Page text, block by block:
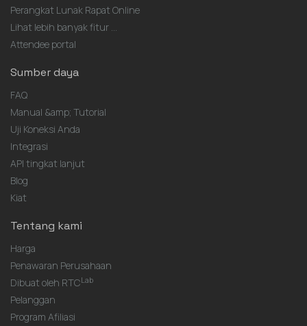
Perangkat Lunak Rapat Online
Lihat lebih banyak fitur ...
Attendee portal
Sumber daya
FAQ
Manual &amp; Tutorial
Uji Koneksi Anda
Integrasi
API tingkat lanjut
Blog
Kiat
Tentang kami
Harga
Penawaran Perusahaan
Dibuat oleh RTCLab
Pelanggan
Program Afiliasi